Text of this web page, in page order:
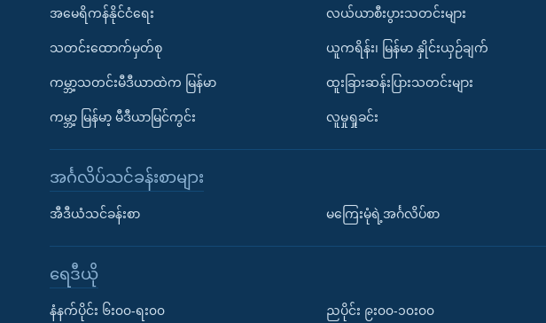
အမေရိကန်နိုင်ငံရေး
သတင်းထောက်မှတ်စု
ကမ္ဘာ့သတင်းမီဒီယာထဲက မြန်မာ
ကမ္ဘာ့ မြန်မာ့ မီဒီယာမြင်ကွင်း
လယ်ယာစီးပွားသတင်းများ
ယူကရိန်း၊ မြန်မာ နှိုင်းယှဉ်ချက်
ထူးခြားဆန်းပြားသတင်းများ
လူမှုရှုခင်း
အင်္ဂလိပ်သင်ခန်းစာများ
အီဒီယံသင်ခန်းစာ မကြေးမုံရဲ့အင်္ဂလိပ်စာ
ရေဒီယို
နံနက်ပိုင်း ၆း၀၀-ရး၀၀ ညပိုင်း ၉း၀၀-၁၀း၀၀